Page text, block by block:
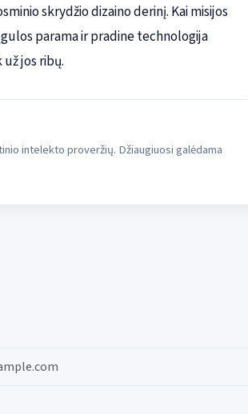
skrydžio dizaino derinį. Kai misijos
parama ir pradine technologija
jos ribų.
intelekto proveržių. Džiaugiuosi galėdama